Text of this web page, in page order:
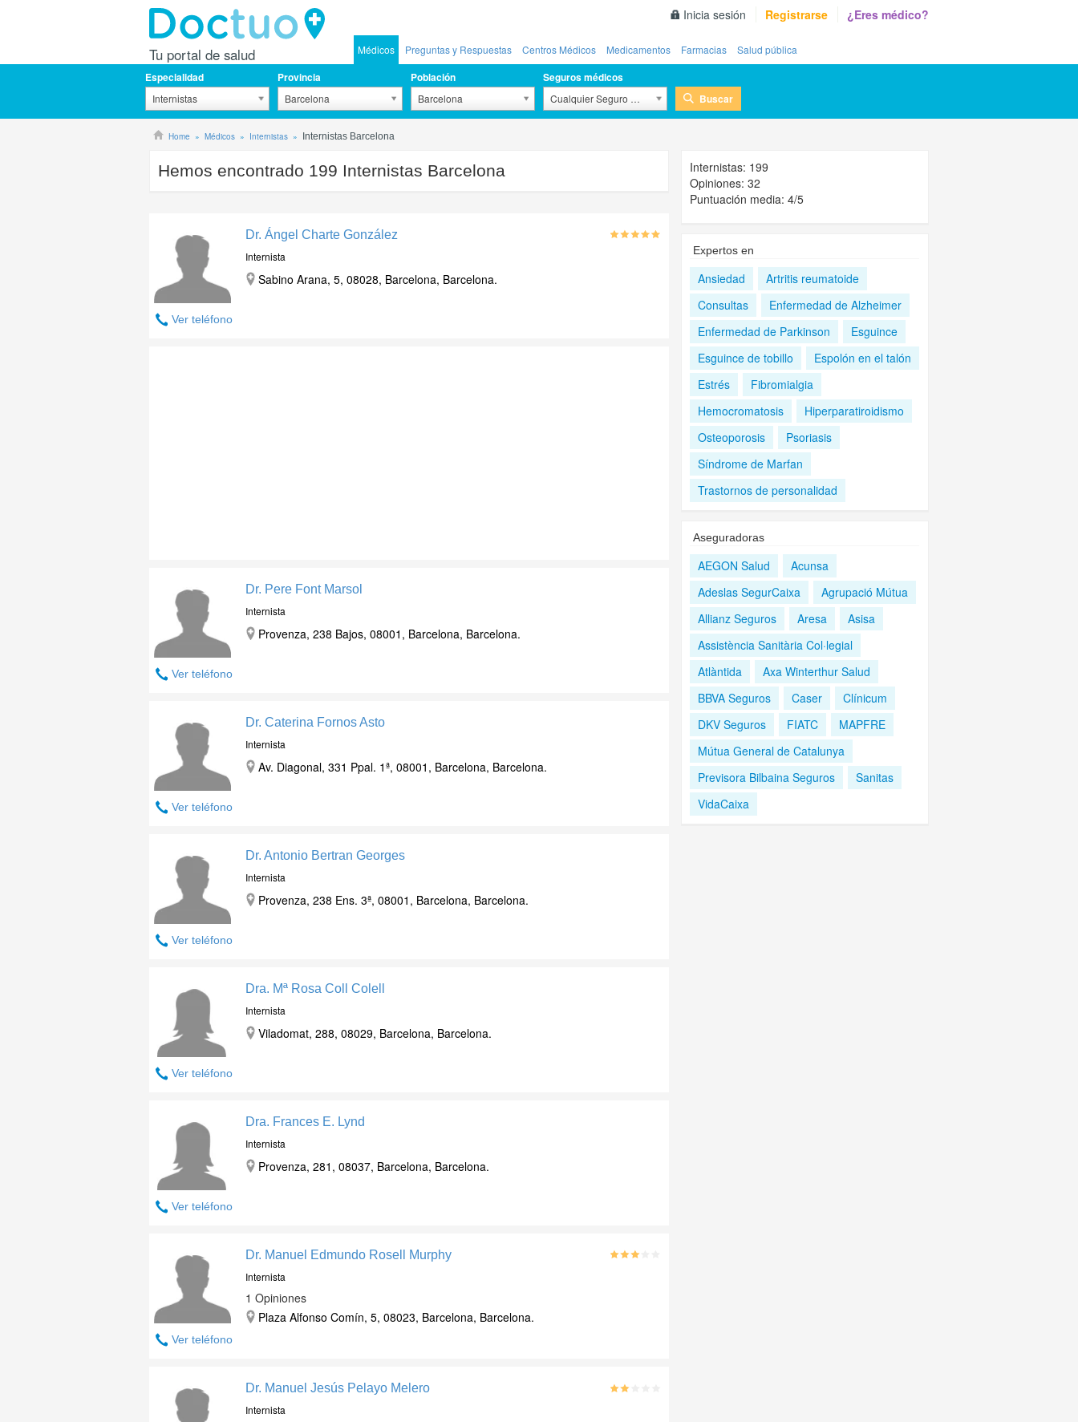
Tu portal de salud
Inicia sesión Registrarse ¿Eres médico?
Médicos Preguntas y Respuestas Centros Médicos Medicamentos Farmacias Salud pública
Especialidad
Internistas
Provincia
Barcelona
Población
Barcelona
Seguros médicos
Cualquier Seguro Médico Buscar
Home Médicos Internistas Internistas Barcelona
Hemos encontrado 199 Internistas Barcelona
Ver teléfono
Dr. Ángel Charte González
Internista
Sabino Arana, 5, 08028, Barcelona, Barcelona.
Ver teléfono
Dr. Pere Font Marsol
Internista
Provenza, 238 Bajos, 08001, Barcelona, Barcelona.
Ver teléfono
Dr. Caterina Fornos Asto
Internista
Av. Diagonal, 331 Ppal. 1ª, 08001, Barcelona, Barcelona.
Ver teléfono
Dr. Antonio Bertran Georges
Internista
Provenza, 238 Ens. 3ª, 08001, Barcelona, Barcelona.
Ver teléfono
Dra. Mª Rosa Coll Colell
Internista
Viladomat, 288, 08029, Barcelona, Barcelona.
Ver teléfono
Dra. Frances E. Lynd
Internista
Provenza, 281, 08037, Barcelona, Barcelona.
Ver teléfono
Dr. Manuel Edmundo Rosell Murphy
Internista
1 Opiniones
Plaza Alfonso Comín, 5, 08023, Barcelona, Barcelona.
Dr. Manuel Jesús Pelayo Melero
Internista
Internistas: 199
Opiniones: 32
Puntuación media: 4/5
Expertos en
Ansiedad
Artritis reumatoide
Consultas
Enfermedad de Alzheimer
Enfermedad de Parkinson
Esguince
Esguince de tobillo
Espolón en el talón
Estrés
Fibromialgia
Hemocromatosis
Hiperparatiroidismo
Osteoporosis
Psoriasis
Síndrome de Marfan
Trastornos de personalidad
Aseguradoras
AEGON Salud
Acunsa
Adeslas SegurCaixa
Agrupació Mútua
Allianz Seguros
Aresa
Asisa
Assistència Sanitària Col·legial
Atlàntida
Axa Winterthur Salud
BBVA Seguros
Caser
Clínicum
DKV Seguros
FIATC
MAPFRE
Mútua General de Catalunya
Previsora Bilbaina Seguros
Sanitas
VidaCaixa